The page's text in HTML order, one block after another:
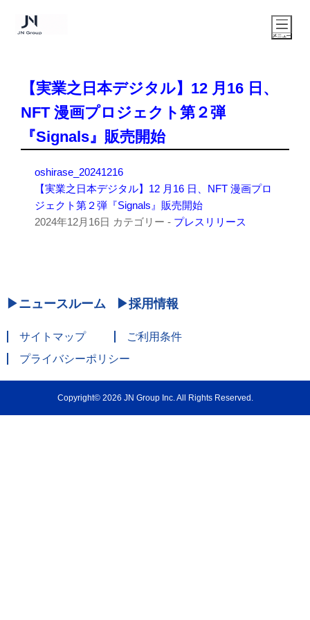
【実業之日本デジタル】12 月16 日、
NFT 漫画プロジェクト第２弾
『Signals』販売開始
oshirase_20241216
【実業之日本デジタル】12 月16 日、NFT 漫画プロ
ジェクト第２弾『Signals』販売開始
2024年12月16日 カテゴリー - プレスリリース
ニュースルーム 採用情報
サイトマップ
ご利用条件
プライバシーポリシー
Copyright© 2026 JN Group Inc. All Rights Reserved.